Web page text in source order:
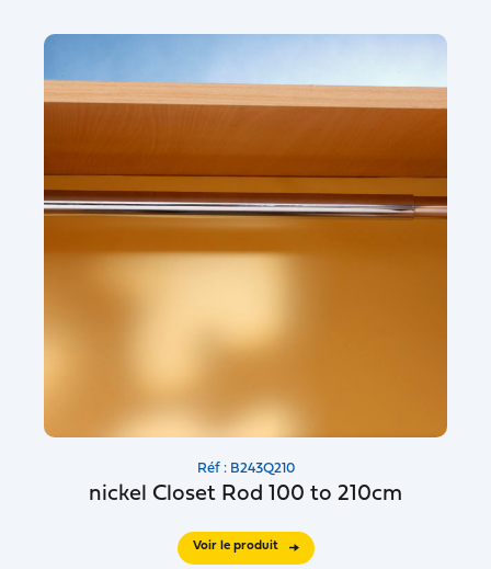
Réf : B243Q210
nickel Closet Rod 100 to 210cm
Voir le produit